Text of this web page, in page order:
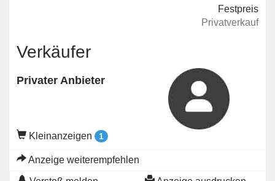
Festpreis
Privatverkauf
Verkäufer
Privater Anbieter
Kleinanzeigen 1
Anzeige weiterempfehlen